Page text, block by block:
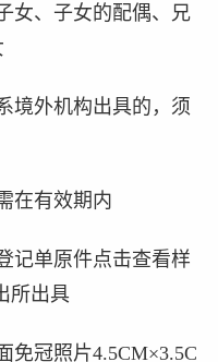
女、子女的配偶、兄
境外机构出具的，须
在有效期内
记单原件点击查看样
所出具
免冠照片4.5CM×3.5C